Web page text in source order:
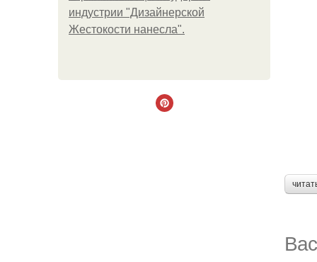
индустрии "Дизайнерской
Жестокости нанесла".